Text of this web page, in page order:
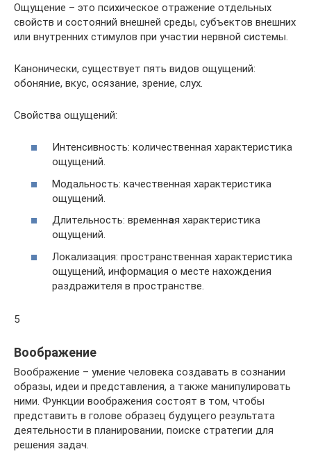
Ощущение – это психическое отражение отдельных
свойств и состояний внешней среды, субъектов внешних
или внутренних стимулов при участии нервной системы.
Канонически, существует пять видов ощущений:
обоняние, вкус, осязание, зрение, слух.
Свойства ощущений:
Интенсивность: количественная характеристика
ощущений.
Модальность: качественная характеристика
ощущений.
Длительность: временная характеристика
ощущений.
Локализация: пространственная характеристика
ощущений, информация о месте нахождения
раздражителя в пространстве.
5
Воображение
Воображение – умение человека создавать в сознании
образы, идеи и представления, а также манипулировать
ними. Функции воображения состоят в том, чтобы
представить в голове образец будущего результата
деятельности в планировании, поиске стратегии для
решения задач.